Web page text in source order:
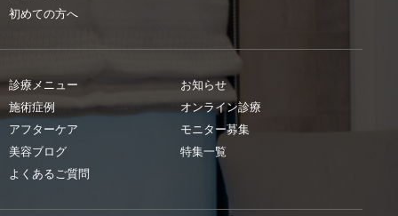
初めての方へ
診療メニュー
施術症例
アフターケア
美容ブログ
よくあるご質問
お知らせ
オンライン診療
モニター募集
特集一覧